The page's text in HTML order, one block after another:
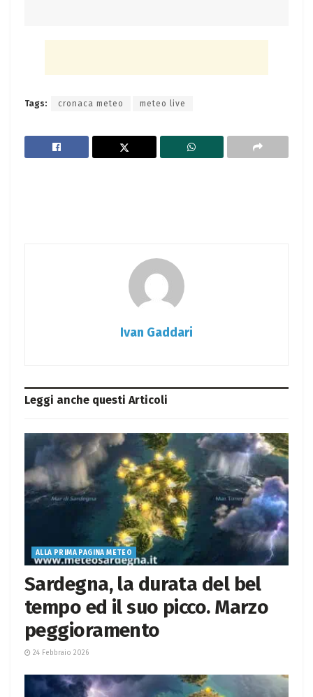
Tags: cronaca meteo meteo live
Ivan Gaddari
Leggi anche questi Articoli
ALLA PRIMA PAGINA METEO
Sardegna, la durata del bel
tempo ed il suo picco. Marzo
peggioramento
24 Febbraio 2026